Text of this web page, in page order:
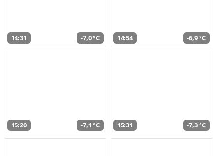
14:31 -7,0 °C 14:54 -6,9 °C
15:20 -7,1 °C 15:31 -7,3 °C